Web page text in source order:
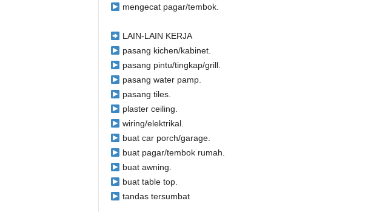
mengecat pagar/tembok.
LAIN-LAIN KERJA
pasang kichen/kabinet.
pasang pintu/tingkap/grill.
pasang water pamp.
pasang tiles.
plaster ceiling.
wiring/elektrikal.
buat car porch/garage.
buat pagar/tembok rumah.
buat awning.
buat table top.
tandas tersumbat